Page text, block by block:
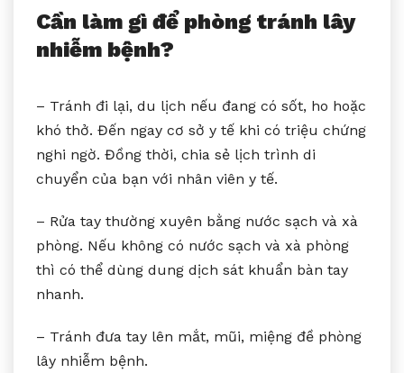
Cần làm gì để phòng tránh lây
nhiễm bệnh?
– Tránh đi lại, du lịch nếu đang có sốt, ho hoặc
khó thở. Đến ngay cơ sở y tế khi có triệu chứng
nghi ngờ. Đồng thời, chia sẻ lịch trình di
chuyển của bạn với nhân viên y tế.
– Rửa tay thường xuyên bằng nước sạch và xà
phòng. Nếu không có nước sạch và xà phòng
thì có thể dùng dung dịch sát khuẩn bàn tay
nhanh.
– Tránh đưa tay lên mắt, mũi, miệng đề phòng
lây nhiễm bệnh.